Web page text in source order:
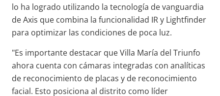
lo ha logrado utilizando la tecnología de vanguardia
de Axis que combina la funcionalidad IR y Lightfinder
para optimizar las condiciones de poca luz.
"Es importante destacar que Villa María del Triunfo
ahora cuenta con cámaras integradas con analíticas
de reconocimiento de placas y de reconocimiento
facial. Esto posiciona al distrito como líder